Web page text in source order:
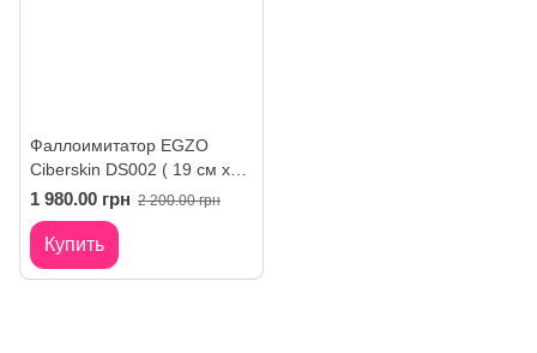
Фаллоимитатор EGZO
Ciberskin DS002 ( 19 см х
4,5 см )
1 980.00 грн 2 200.00 грн
Купить